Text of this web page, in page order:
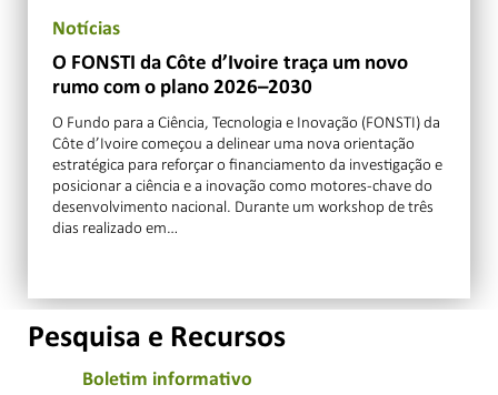
Notícias
O FONSTI da Côte d’Ivoire traça um novo
rumo com o plano 2026–2030
O Fundo para a Ciência, Tecnologia e Inovação (FONSTI) da
Côte d’Ivoire começou a delinear uma nova orientação
estratégica para reforçar o financiamento da investigação e
posicionar a ciência e a inovação como motores-chave do
desenvolvimento nacional. Durante um workshop de três
dias realizado em…
Pesquisa e Recursos
Boletim informativo